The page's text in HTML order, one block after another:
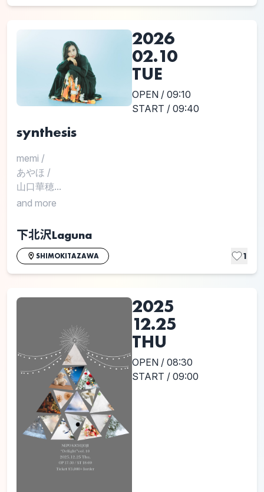
2026
02.10
TUE
OPEN / 09:10
START / 09:40
synthesis
memi /
あやほ /
山口華穂...
and more
下北沢Laguna
SHIMOKITAZAWA 1
2025
12.25
THU
OPEN / 08:30
START / 09:00